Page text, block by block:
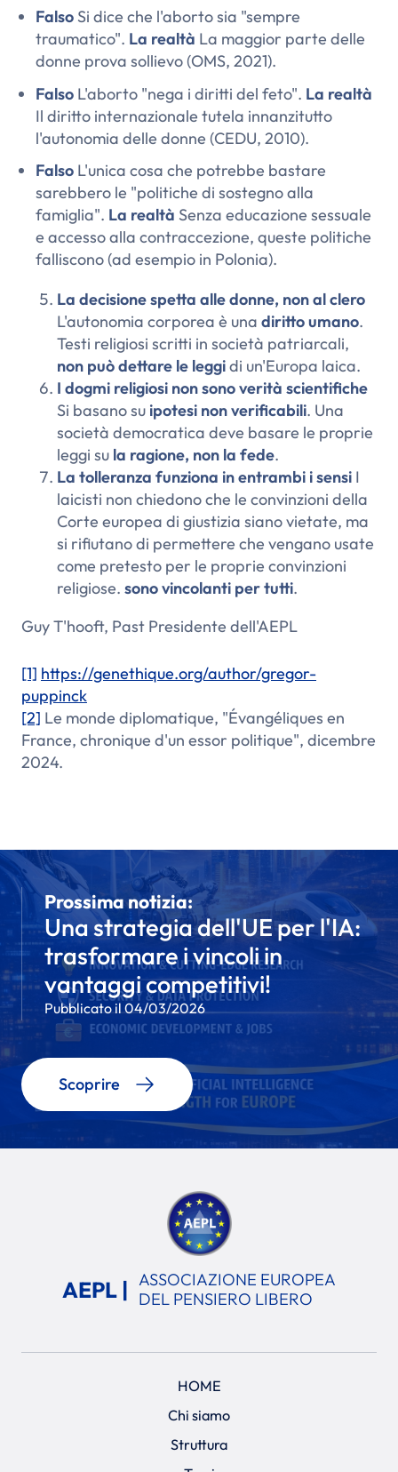
Falso Si dice che l'aborto sia "sempre
traumatico". La realtà La maggior parte delle
donne prova sollievo (OMS, 2021).
Falso L'aborto "nega i diritti del feto". La realtà
Il diritto internazionale tutela innanzitutto
l'autonomia delle donne (CEDU, 2010).
Falso L'unica cosa che potrebbe bastare
sarebbero le "politiche di sostegno alla
famiglia". La realtà Senza educazione sessuale
e accesso alla contraccezione, queste politiche
falliscono (ad esempio in Polonia).
La decisione spetta alle donne, non al clero
L'autonomia corporea è una diritto umano.
Testi religiosi scritti in società patriarcali,
non può dettare le leggidi un'Europa laica.
I dogmi religiosi non sono verità scientifiche
Si basano su ipotesi non verificabili. Una
società democratica deve basare le proprie
leggi su la ragione, non la fede.
La tolleranza funziona in entrambi i sensi I
laicisti non chiedono che le convinzioni della
Corte europea di giustizia siano vietate, ma
si rifiutano di permettere che vengano usate
come pretesto per le proprie convinzioni
religiose. sono vincolanti per tutti.
Guy T'hooft, Past Presidente dell'AEPL
[1] https://genethique.org/author/gregor-
puppinck
[2] Le monde diplomatique, "Évangéliques en
France, chronique d'un essor politique", dicembre
2024.
Prossima notizia:
Una strategia dell'UE per l'IA:
trasformare i vincoli in
vantaggi competitivi!
Pubblicato il 04/03/2026
Scoprire
AEPL | ASSOCIAZIONE EUROPEA
DEL PENSIERO LIBERO
HOME
Chi siamo
Struttura